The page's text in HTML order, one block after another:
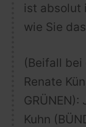
ist absolut
wie Sie
(Beifall bei
Renate
GRÜNEN):
Kuhn